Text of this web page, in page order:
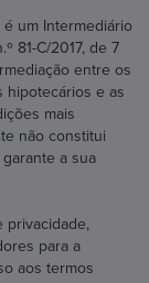
um Intermediário
81-C/2017, de 7
entre os
hipotecários e as
mais
não constitui
a sua
privacidade,
para a
aos termos